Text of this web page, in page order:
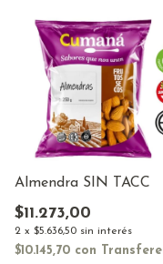
Almendra SIN TACC
$11.273,00
2 x $5.636,50 sin interés
$10.145,70 con